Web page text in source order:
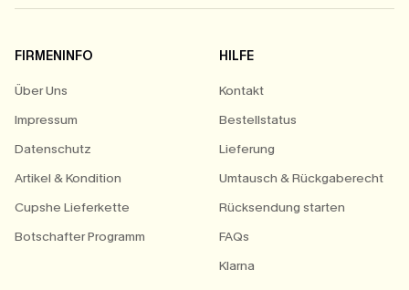
FIRMENINFO
Über Uns
Impressum
Datenschutz
Artikel & Kondition
Cupshe Lieferkette
Botschafter Programm
HILFE
Kontakt
Bestellstatus
Lieferung
Umtausch & Rückgaberecht
Rücksendung starten
FAQs
Klarna